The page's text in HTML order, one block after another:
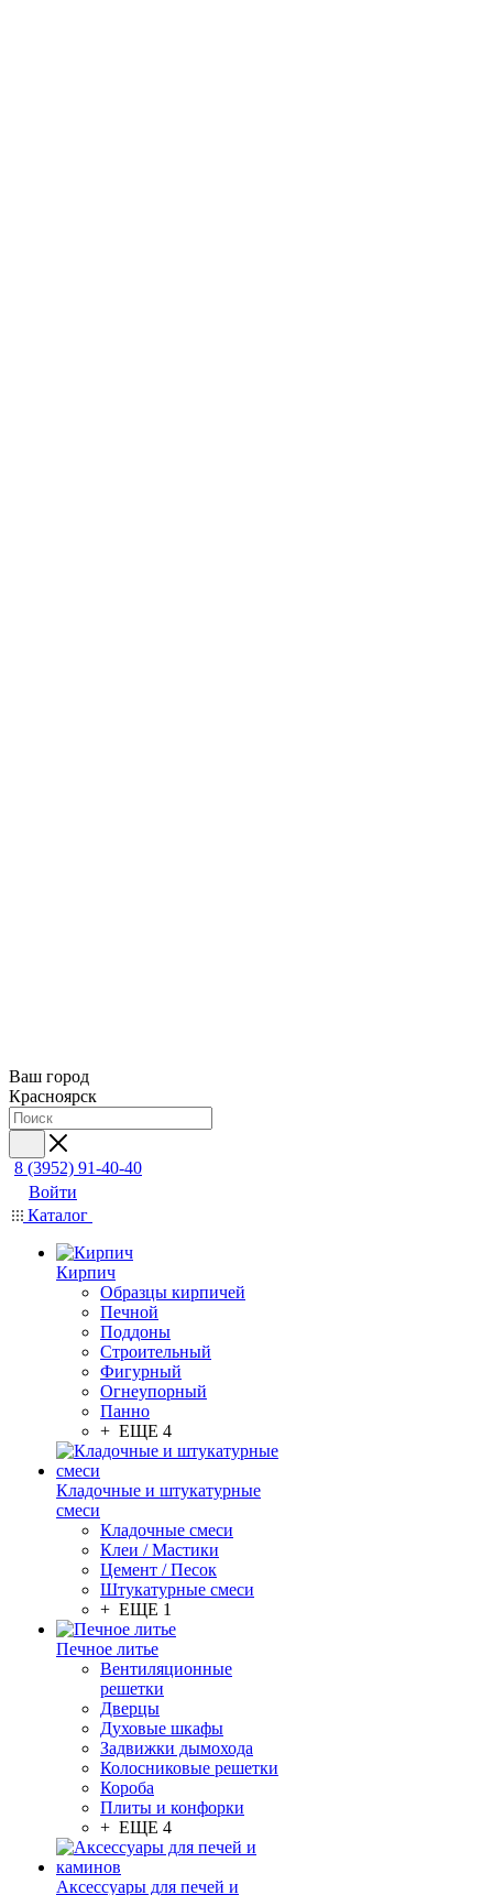
Ваш город
Красноярск
8 (3952) 91-40-40
Войти
Каталог
Кирпич
Образцы кирпичей
Печной
Поддоны
Строительный
Фигурный
Огнеупорный
Панно
+ ЕЩЕ 4
Кладочные и штукатурные
смеси
Кладочные смеси
Клеи / Мастики
Цемент / Песок
Штукатурные смеси
+ ЕЩЕ 1
Печное литье
Вентиляционные
решетки
Дверцы
Духовые шкафы
Задвижки дымохода
Колосниковые решетки
Короба
Плиты и конфорки
+ ЕЩЕ 4
Аксессуары для печей и